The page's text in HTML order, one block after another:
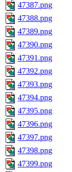
47387.png
47388.png
47389.png
47390.png
47391.png
47392.png
47393.png
47394.png
47395.png
47396.png
47397.png
47398.png
47399.png